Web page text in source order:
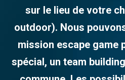
sur le lieu de votre
outdoor). Nous
mission escape game
spécial, un team